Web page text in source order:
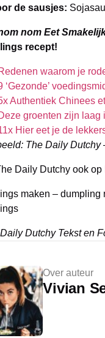
de sausjes:
nom Eet
recept!
waarom je
‘Gezonde’
Authentiek Chinees
groenten zijn laag
Hier eet je de
The Daily Dutchy
Daily Dutchy ook op
maken – dumpling
Dutchy Tekst en
Over auteur
Vivian